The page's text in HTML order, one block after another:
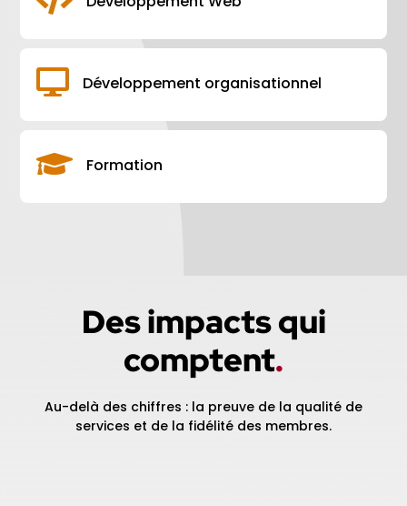
 Développement organisationnel
 Formation
Des impacts qui
comptent.
Au-delà des chiffres : la preuve de la qualité de
services et de la fidélité des membres.